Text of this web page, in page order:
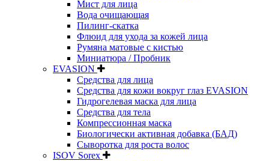
Мист для лица
Вода очищающая
Пилинг-скатка
Флюид для ухода за кожей лица
Румяна матовые с кистью
Миниатюра / Пробник
EVASION
Средства для лица
Средства для кожи вокруг глаз EVASION
Гидрогелевая маска для лица
Средства для тела
Компрессионная маска
Биологически активная добавка (БАД)
Сыворотка для роста волос
ISOV Sorex